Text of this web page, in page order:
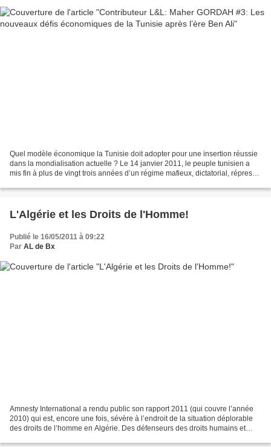
Quel modèle économique la Tunisie doit adopter pour une insertion réussie
dans la mondialisation actuelle ? Le 14 janvier 2011, le peuple tunisien a
mis fin à plus de vingt trois années d’un régime mafieux, dictatorial, répressif
L'Algérie et les Droits de l'Homme!
Publié le 16/05/2011 à 09:22
Par AL de Bx
Amnesty International a rendu public son rapport 2011 (qui couvre l’année
2010) qui est, encore une fois, sévère à l’endroit de la situation déplorable
des droits de l’homme en Algérie. Des défenseurs des droits humains et